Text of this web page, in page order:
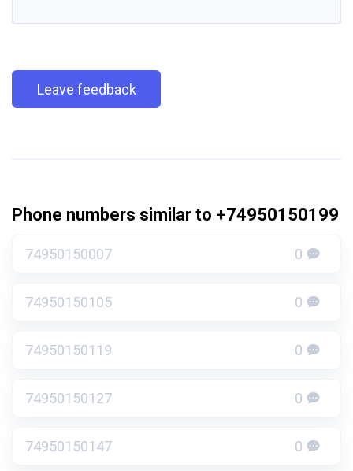
Leave feedback
Phone numbers similar to +74950150199
74950150007 0
74950150105 0
74950150119 0
74950150127 0
74950150147 0